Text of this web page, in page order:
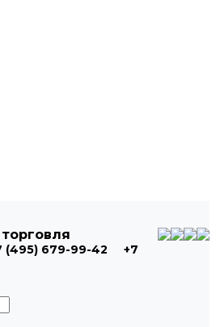
(495) 679-99-42
+7